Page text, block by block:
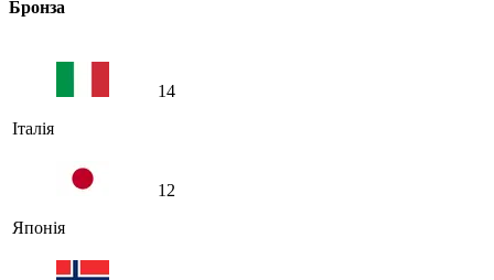
Бронза
Італія
14
Японія
12